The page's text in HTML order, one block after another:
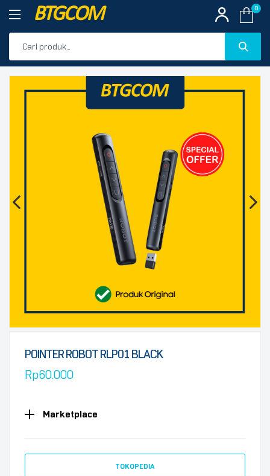
BTGCOM 0
PRODUK UNGGULAN
PRODUK TERBARU
🔍
POINTER ROBOT RLP01 BLACK
Rp60.000
Marketplace
TOKOPEDIA